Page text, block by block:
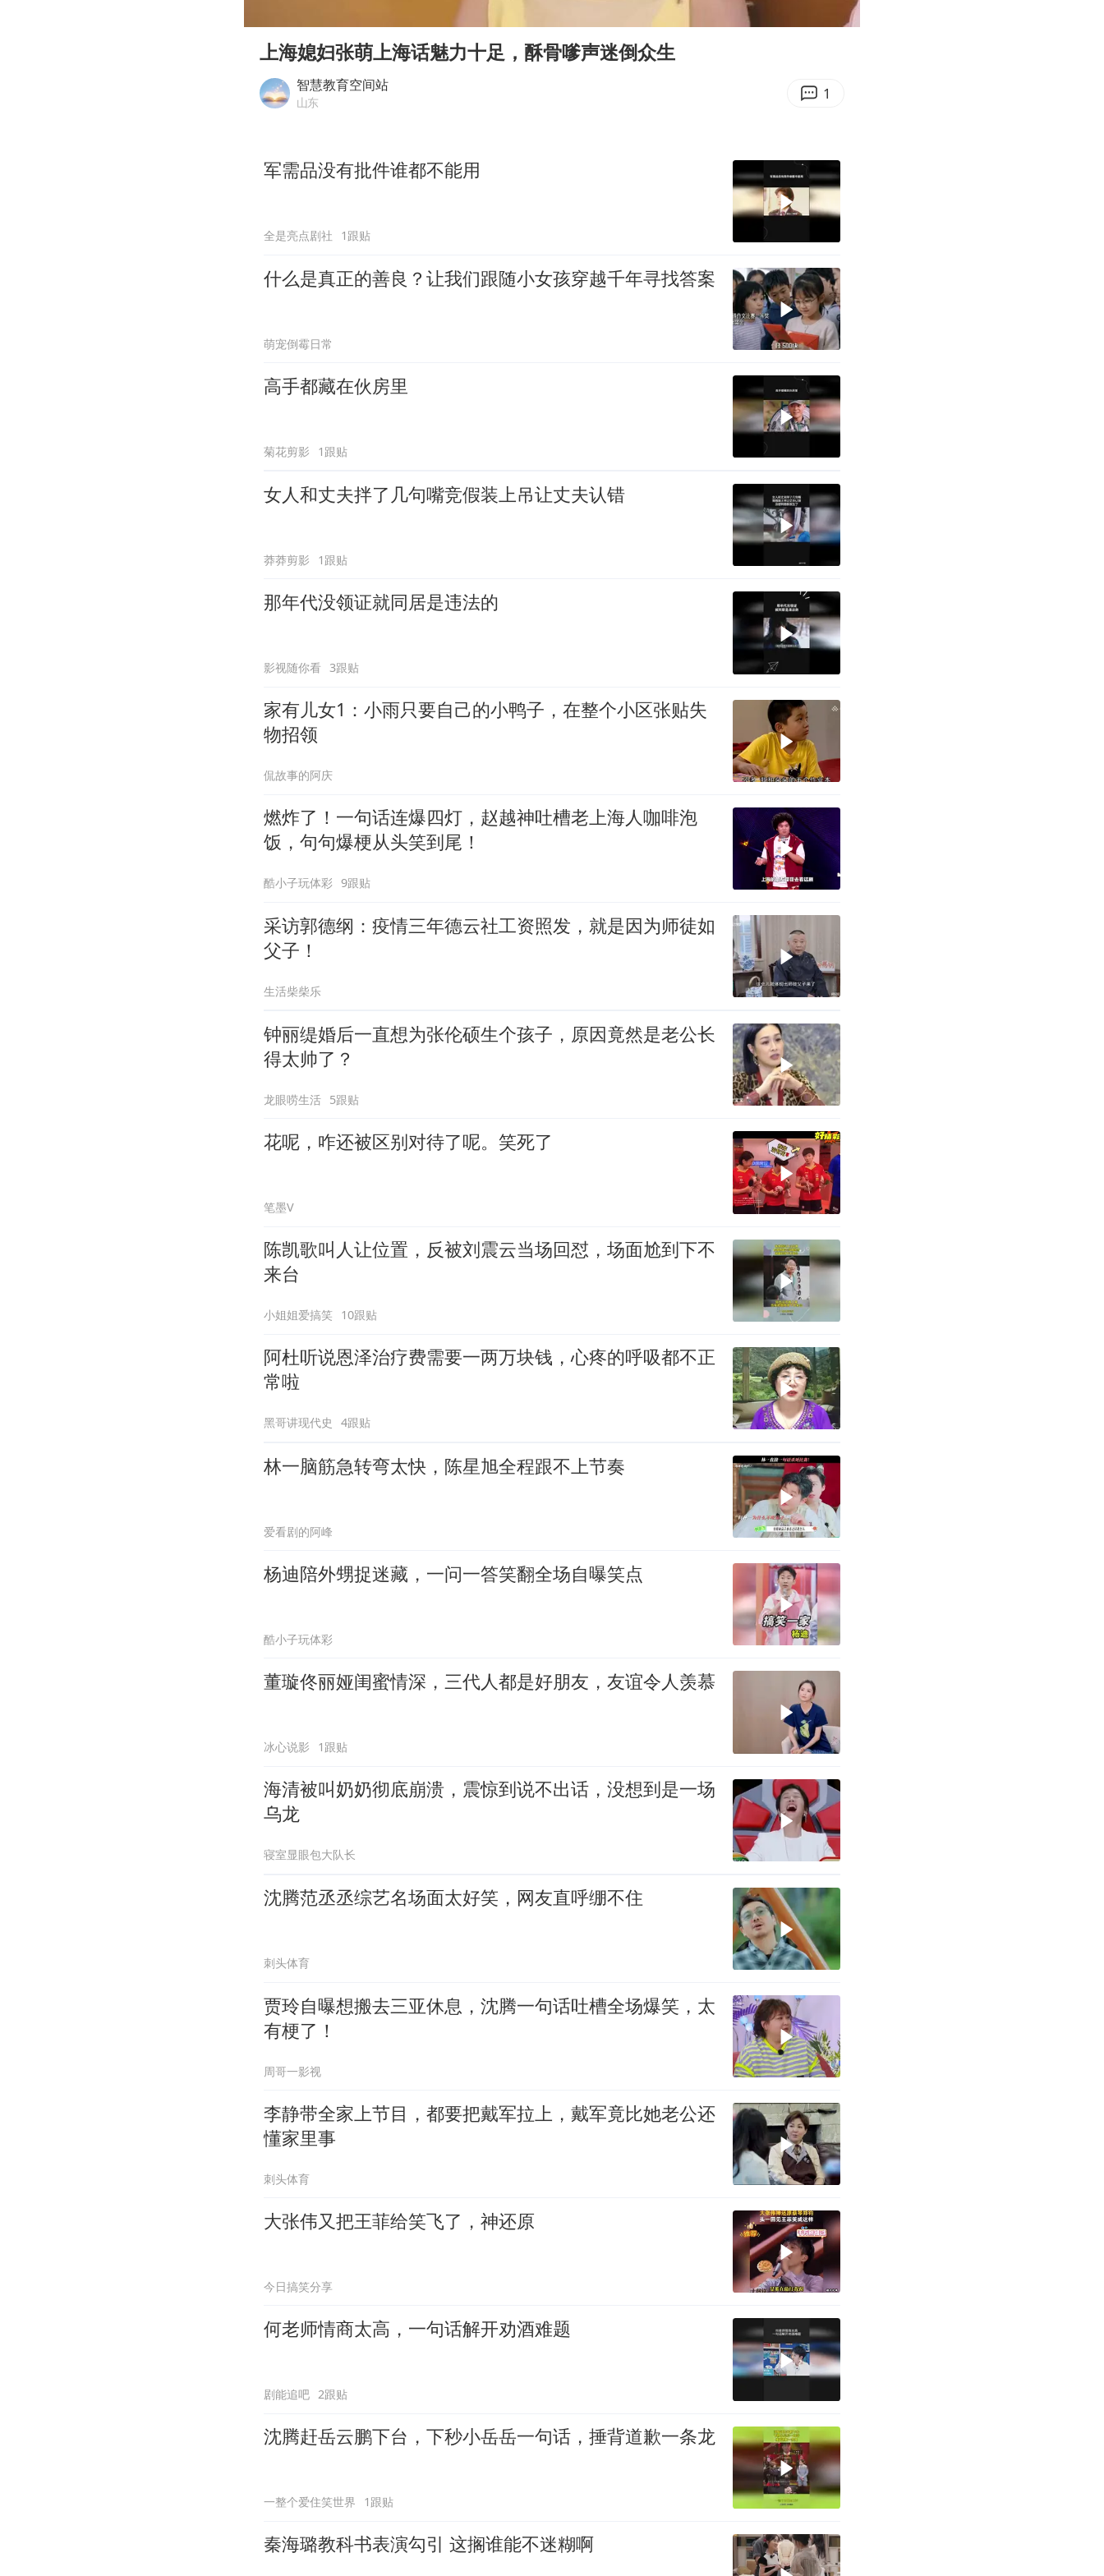
宇树科技王兴兴身家有望超200亿元
村民谈“梅姨”：叫的其实是“媒姨”
中国养老床位“三连降”
郑国霖回应去景区上班被保安拦下
Enter
上海媳妇张萌上海话魅力十足，酥骨嗲声迷倒众生
智慧教育空间站
山东 1
军需品没有批件谁都不能用
全是亮点剧社 1跟贴
什么是真正的善良？让我们跟随小女孩穿越千年寻找答案
萌宠倒霉日常
高手都藏在伙房里
菊花剪影 1跟贴
女人和丈夫拌了几句嘴竞假装上吊让丈夫认错
莽莽剪影 1跟贴
那年代没领证就同居是违法的
影视随你看 3跟贴
家有儿女1：小雨只要自己的小鸭子，在整个小区张贴失
物招领
侃故事的阿庆
燃炸了！一句话连爆四灯，赵越神吐槽老上海人咖啡泡
饭，句句爆梗从头笑到尾！
酷小子玩体彩 9跟贴
采访郭德纲：疫情三年德云社工资照发，就是因为师徒如
父子！
生活柴柴乐
钟丽缇婚后一直想为张伦硕生个孩子，原因竟然是老公长
得太帅了？
龙眼唠生活 5跟贴
花呢，咋还被区别对待了呢。笑死了
笔墨V
陈凯歌叫人让位置，反被刘震云当场回怼，场面尬到下不
来台
小姐姐爱搞笑 10跟贴
阿杜听说恩泽治疗费需要一两万块钱，心疼的呼吸都不正
常啦
黑哥讲现代史 4跟贴
林一脑筋急转弯太快，陈星旭全程跟不上节奏
爱看剧的阿峰
杨迪陪外甥捉迷藏，一问一答笑翻全场自曝笑点
酷小子玩体彩
董璇佟丽娅闺蜜情深，三代人都是好朋友，友谊令人羡慕
冰心说影 1跟贴
海清被叫奶奶彻底崩溃，震惊到说不出话，没想到是一场
乌龙
寝室显眼包大队长
沈腾范丞丞综艺名场面太好笑，网友直呼绷不住
刺头体育
贾玲自曝想搬去三亚休息，沈腾一句话吐槽全场爆笑，太
有梗了！
周哥一影视
李静带全家上节目，都要把戴军拉上，戴军竟比她老公还
懂家里事
刺头体育
大张伟又把王菲给笑飞了，神还原
今日搞笑分享
何老师情商太高，一句话解开劝酒难题
剧能追吧 2跟贴
沈腾赶岳云鹏下台，下秒小岳岳一句话，捶背道歉一条龙
一整个爱住笑世界 1跟贴
秦海璐教科书表演勾引 这搁谁能不迷糊啊